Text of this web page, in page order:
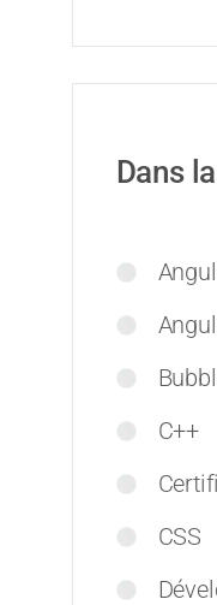
Dans
C++
CSS